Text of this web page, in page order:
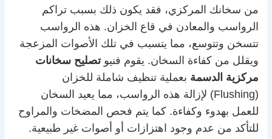
من سخانك المركزي، فقد يكون ذلك بسبب تراكم
الرواسب والمعادن في قاع الخزان. هذه الرواسب
تتسخن وتتوسع، مما يتسبب في تلك الأصوات المزعجة
ويقلل من كفاءة السخان. يقوم فنيوتصليح سخانات
مركزية الدسمة بعملية تنظيف شاملة للخزان
(Flushing) لإزالة هذه الرواسب، مما يعيد السخان
للعمل بهدوء وكفاءة. كما يتم فحص المضخات والمراوح
للتأكد من عدم وجود اهتزازات أو أصوات غير طبيعية.